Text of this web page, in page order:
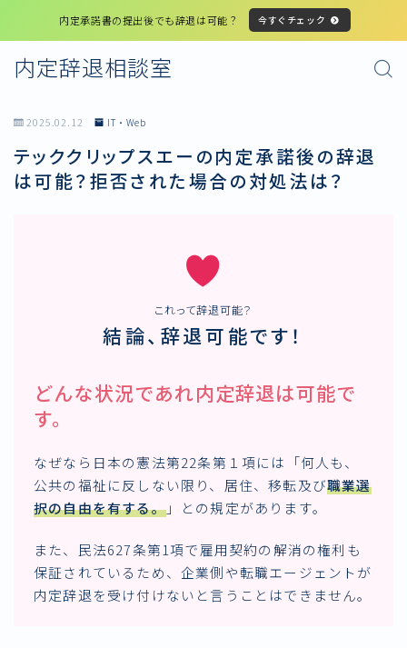
内定承諾書の提出後でも辞退は可能？ 今すぐチェック
内定辞退相談室
2025.02.12 IT・Web
テッククリップスエーの内定承諾後の辞退
は可能？拒否された場合の対処法は？
これって辞退可能？
結論、辞退可能です！
どんな状況であれ内定辞退は可能で
す。
なぜなら日本の憲法第22条第１項には「何人も、
公共の福祉に反しない限り、居住、移転及び職業選
択の自由を有する。」との規定があります。
また、民法627条第1項で雇用契約の解消の権利も
保証されているため、企業側や転職エージェントが
内定辞退を受け付けないと言うことはできません。